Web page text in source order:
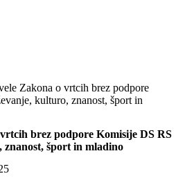
Zakona o vrtcih brez podpore
kulturo, znanost, šport in
brez podpore Komisije DS RS
šport in mladino